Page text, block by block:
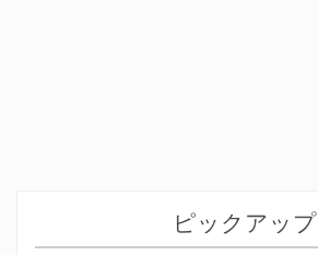
ピックアップ